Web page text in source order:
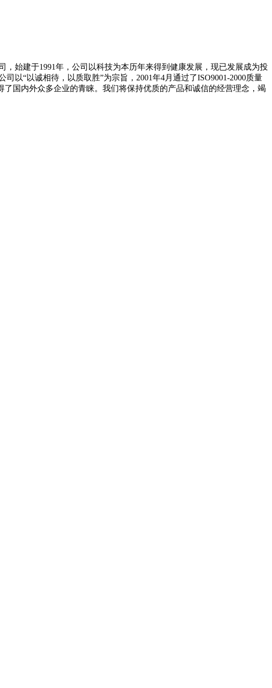
始建于1991年，公司以科技为本历年来得到健康发展，现已发展成为投
以“以诚相待，以质取胜”为宗旨，2001年4月通过了ISO9001-2000质量
国内外众多企业的青睐。我们将保持优质的产品和诚信的经营理念，竭